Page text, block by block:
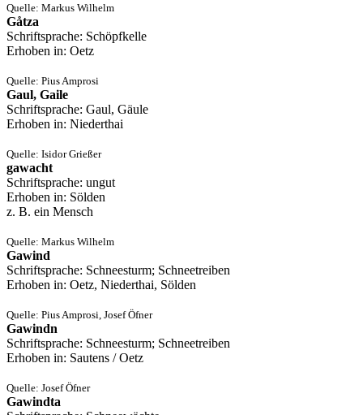
Quelle: Markus Wilhelm
Gåtza
Schriftsprache: Schöpfkelle
Erhoben in: Oetz
Quelle: Pius Amprosi
Gaul, Gaile
Schriftsprache: Gaul, Gäule
Erhoben in: Niederthai
Quelle: Isidor Grießer
gawacht
Schriftsprache: ungut
Erhoben in: Sölden
z. B. ein Mensch
Quelle: Markus Wilhelm
Gawind
Schriftsprache: Schneesturm; Schneetreiben
Erhoben in: Oetz, Niederthai, Sölden
Quelle: Pius Amprosi, Josef Öfner
Gawindn
Schriftsprache: Schneesturm; Schneetreiben
Erhoben in: Sautens / Oetz
Quelle: Josef Öfner
Gawindta